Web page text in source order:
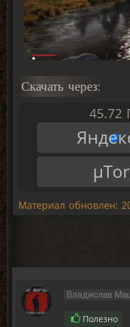
Скачать через:
45.72
Материал обновлен:
Владислав
Полезно